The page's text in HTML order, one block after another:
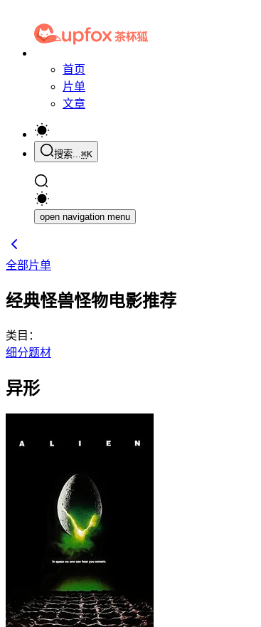
首页
片单
文章
搜索...⌘K
open navigation menu
全部片单
经典怪兽怪物电影推荐
类目：
细分题材
异形